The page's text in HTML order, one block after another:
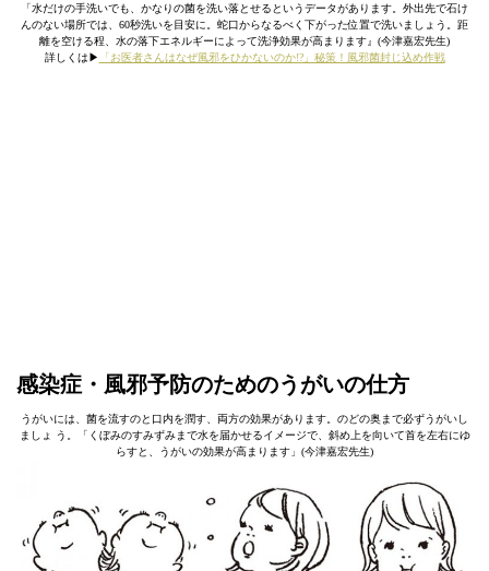
「水だけの手洗いでも、かなりの菌を洗い落とせるというデータがあります。外出先で石け
んのない場所では、60秒洗いを目安に。蛇口からなるべく下がった位置で洗いましょう。距
離を空ける程、水の落下エネルギーによって洗浄効果が高まります』(今津嘉宏先生)
詳しくは▶︎
「お医者さんはなぜ風邪をひかないのか!?」秘策！風邪菌封じ込め作戦
感染症・風邪予防のためのうがいの仕方
うがいには、菌を流すのと口内を潤す、両方の効果があります。のどの奥まで必ずうがいし
ましょ う。「くぼみのすみずみまで水を届かせるイメージで、斜め上を向いて首を左右にゆ
らすと、うがいの効果が高まります」(今津嘉宏先生)